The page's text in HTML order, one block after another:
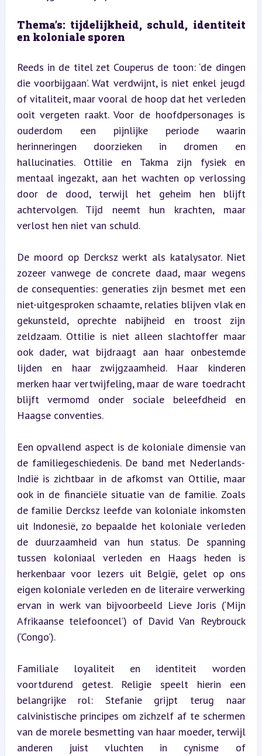
Thema’s: tijdelijkheid, schuld, identiteit
en koloniale sporen
Reeds in de titel zet Couperus de toon: ‘de dingen
die voorbijgaan’. Wat verdwijnt, is niet enkel jeugd
of vitaliteit, maar vooral de hoop dat het verleden
ooit vergeten raakt. Voor de hoofdpersonages is
ouderdom een pijnlijke periode waarin
herinneringen doorzieken in dromen en
hallucinaties. Ottilie en Takma zijn fysiek en
mentaal ingezakt, aan het wachten op verlossing
door de dood, terwijl het geheim hen blijft
achtervolgen. Tijd neemt hun krachten, maar
verlost hen niet van schuld.
De moord op Dercksz werkt als katalysator. Niet
zozeer vanwege de concrete daad, maar wegens
de consequenties: generaties zijn besmet met een
niet-uitgesproken schaamte, relaties blijven vlak en
gekunsteld, oprechte nabijheid en troost zijn
zeldzaam. Ottilie is niet alleen slachtoffer maar
ook dader, wat bijdraagt aan haar onbestemde
lijden en haar zwijgzaamheid. Haar kinderen
merken haar vertwijfeling, maar de ware toedracht
blijft vermomd onder sociale beleefdheid en
Haagse conventies.
Een opvallend aspect is de koloniale dimensie van
de familiegeschiedenis. De band met Nederlands-
Indië is zichtbaar in de afkomst van Ottilie, maar
ook in de financiële situatie van de familie. Zoals
de familie Dercksz leefde van koloniale inkomsten
uit Indonesië, zo bepaalde het koloniale verleden
de duurzaamheid van hun status. De spanning
tussen koloniaal verleden en Haags heden is
herkenbaar voor lezers uit België, gelet op ons
eigen koloniale verleden en de literaire verwerking
ervan in werk van bijvoorbeeld Lieve Joris (‘Mijn
Afrikaanse telefooncel’) of David Van Reybrouck
(‘Congo’).
Familiale loyaliteit en identiteit worden
voortdurend getest. Religie speelt hierin een
belangrijke rol: Stefanie grijpt terug naar
calvinistische principes om zichzelf af te schermen
van de morele besmetting van haar moeder, terwijl
anderen juist vluchten in cynisme of